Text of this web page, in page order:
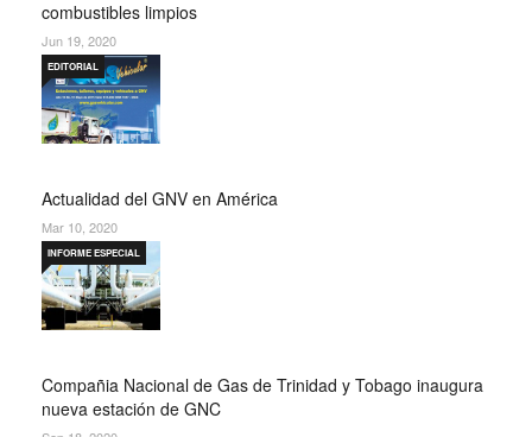
combustibles limpios
Jun 19, 2020
Actualidad del GNV en América
EDITORIAL
Mar 10, 2020
Compañia Nacional de Gas de Trinidad y Tobago inaugura
nueva estación de GNC
INFORME ESPECIAL